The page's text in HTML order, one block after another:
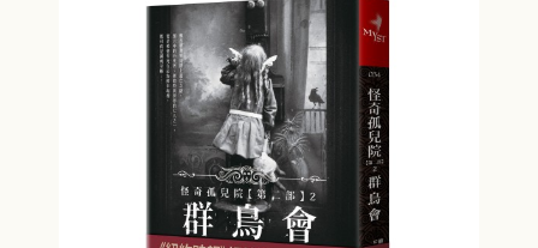
醫療保健 (54)
親子教養 (14)
人文史哲 (74)
【2套7折】高寶小說系列全圖鑑書展
【66折】高寶小說系列全圖鑑書展